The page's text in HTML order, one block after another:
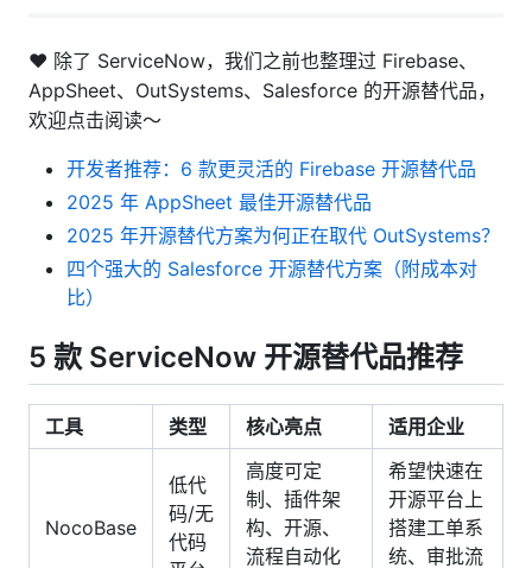
❤ 除了 ServiceNow，我们之前也整理过 Firebase、
AppSheet、OutSystems、Salesforce 的开源替代品，
欢迎点击阅读～
开发者推荐：6 款更灵活的 Firebase 开源替代品
2025 年 AppSheet 最佳开源替代品
2025 年开源替代方案为何正在取代 OutSystems？
四个强大的 Salesforce 开源替代方案（附成本对
比）
5 款 ServiceNow 开源替代品推荐
工具 类型 核心亮点 适用企业
NocoBase
低代
码/无
代码
高度可定
制、插件架
构、开源、
流程自动化
希望快速在
开源平台上
搭建工单系
统、审批流